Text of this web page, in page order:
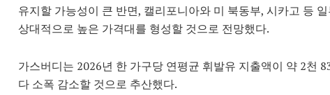
유지할 가능성이 큰 반면, 캘리포니아와 미 북동부, 시카고 등
상대적으로 높은 가격대를 형성할 것으로 전망했다.
가스버디는 2026년 한 가구당 연평균 휘발유 지출액이 약 2천
다 소폭 감소할 것으로 추산했다.